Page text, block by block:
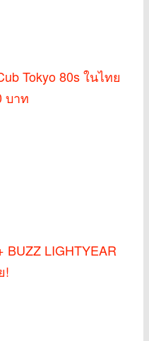
Tokyo 80s ในไทย
บาท
BUZZ LIGHTYEAR
!